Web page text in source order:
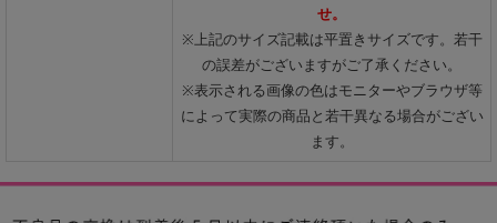
せ。
※上記のサイズ記載は平置きサイズです。若干
の誤差がございますがご了承ください。
※表示される画像の色はモニターやブラウザ等
によって実際の商品と若干異なる場合がござい
ます。